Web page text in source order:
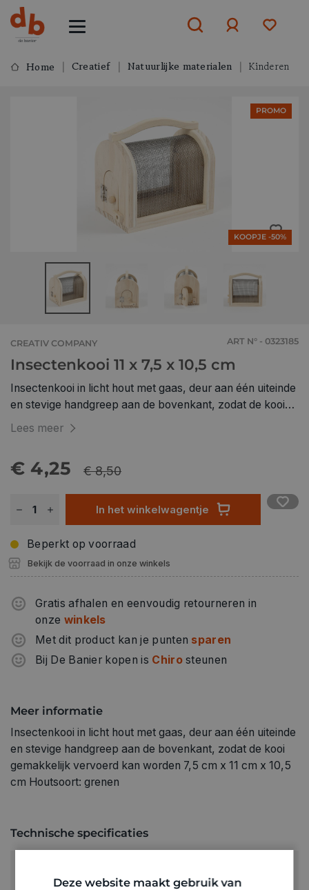
ofaanmelden
Home Creatief Natuurlijke materialen Kinderen
PROMO
KOOPJE -50%
CREATIV COMPANY ART N° - 0323185
Insectenkooi 11 x 7,5 x 10,5 cm
Insectenkooi in licht hout met gaas, deur aan één uiteinde
en stevige handgreep aan de bovenkant, zodat de kooi
gemakkelijk vervoerd kan worden 7,5 cm x 11 cm x 10,5
Lees meer
€ 4,25 € 8,50
In het winkelwagentje
Beperkt op voorraad
Bekijk de voorraad in onze winkels
Gratis afhalen en eenvoudig retourneren in
onze winkels
Met dit product kan je punten sparen
Bij De Banier kopen is Chirosteunen
Meer informatie
Insectenkooi in licht hout met gaas, deur aan één uiteinde
en stevige handgreep aan de bovenkant, zodat de kooi
gemakkelijk vervoerd kan worden 7,5 cm x 11 cm x 10,5
cm Houtsoort: grenen
Technische specificaties
Algemene benodigdheden
Deze website maakt gebruik van